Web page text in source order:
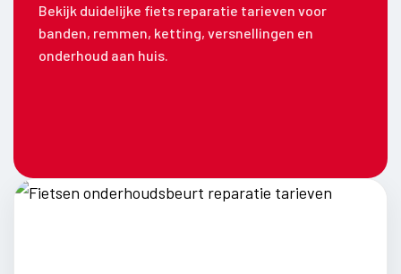
Bekijk duidelijke fiets reparatie tarieven voor
banden, remmen, ketting, versnellingen en
onderhoud aan huis.